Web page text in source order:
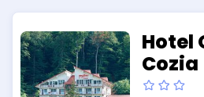
Hotel
Cozia